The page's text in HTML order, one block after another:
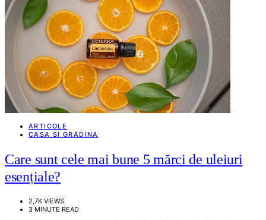
ARTICOLE
CASA SI GRADINA
Care sunt cele mai bune 5 mărci de uleiuri
esențiale?
2,7K VIEWS
3 MINUTE READ